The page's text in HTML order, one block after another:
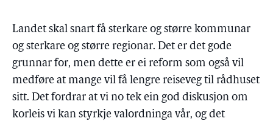
Landet skal snart få sterkare og større kommunar
og sterkare og større regionar. Det er det gode
grunnar for, men dette er ei reform som også vil
medføre at mange vil få lengre reiseveg til rådhuset
sitt. Det fordrar at vi no tek ein god diskusjon om
korleis vi kan styrkje valordninga vår, og det